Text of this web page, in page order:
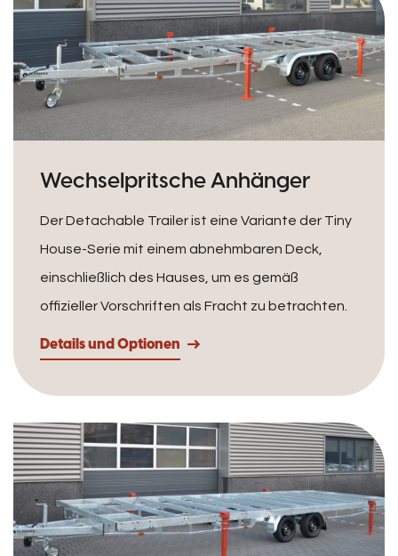
Wechselpritsche Anhänger
Der Detachable Trailer ist eine Variante der Tiny
House-Serie mit einem abnehmbaren Deck,
einschließlich des Hauses, um es gemäß
offizieller Vorschriften als Fracht zu betrachten.
Details und Optionen